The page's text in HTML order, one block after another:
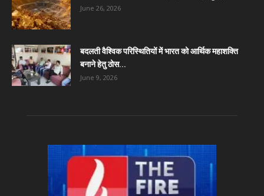
June 26, 2026
बदलती वैश्विक परिस्थितियों में भारत को आर्थिक महाशक्ति
बनाने हेतु ठोस...
June 9, 2026